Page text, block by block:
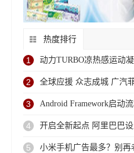
热度排行
1 动力TURBO凉热感运动
2 全球应援 众志成城 广汽
3 Android Framework启动
4 开启全新起点 阿里巴巴
寻
5 小米手机广告最多？别再